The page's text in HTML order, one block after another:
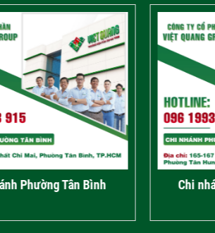
Chi nhánh Phường Tân Hưng